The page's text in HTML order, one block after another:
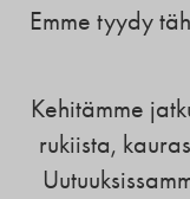
Emme tyydy
Kehitämme
rukiista,